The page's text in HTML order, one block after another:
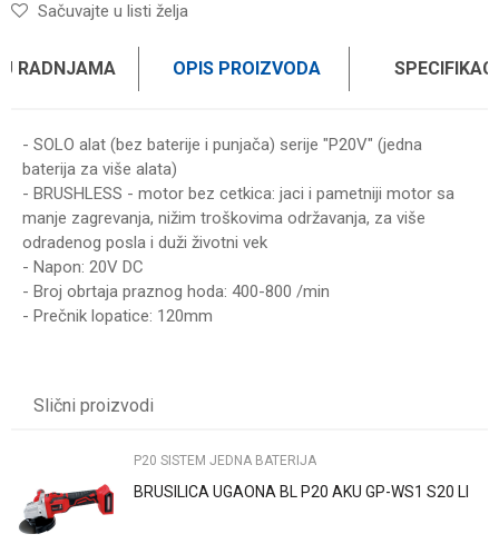
Sačuvajte u listi želja
RADNJAMA OPIS PROIZVODA
- SOLO alat (bez baterije i punjača) serije "P20V" (jedna
baterija za više alata)
- BRUSHLESS - motor bez cetkica: jaci i pametniji motor sa
manje zagrevanja, nižim troškovima održavanja, za više
odradenog posla i duži životni vek
- Napon: 20V DC
- Broj obrtaja praznog hoda: 400-800 /min
- Prečnik lopatice: 120mm
Poruka
Slični proizvodi
P20 SISTEM JEDNA BATERIJA
BRUSILICA UGAONA BL P20 AKU GP-WS1 S20 LI